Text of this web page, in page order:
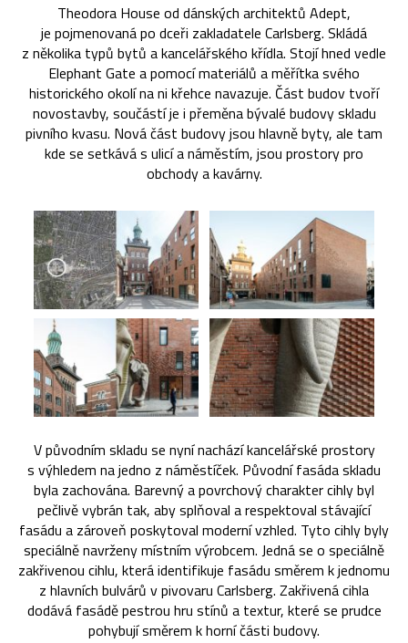
Theodora House od dánských architektů Adept,
je pojmenovaná po dceři zakladatele Carlsberg. Skládá
z několika typů bytů a kancelářského křídla. Stojí hned vedle
Elephant Gate a pomocí materiálů a měřítka svého
historického okolí na ni křehce navazuje. Část budov tvoří
novostavby, součástí je i přeměna bývalé budovy skladu
pivního kvasu. Nová část budovy jsou hlavně byty, ale tam
kde se setkává s ulicí a náměstím, jsou prostory pro
obchody a kavárny.
V původním skladu se nyní nachází kancelářské prostory
s výhledem na jedno z náměstíček. Původní fasáda skladu
byla zachována. Barevný a povrchový charakter cihly byl
pečlivě vybrán tak, aby splňoval a respektoval stávající
fasádu a zároveň poskytoval moderní vzhled. Tyto cihly byly
speciálně navrženy místním výrobcem. Jedná se o speciálně
zakřivenou cihlu, která identifikuje fasádu směrem k jednomu
z hlavních bulvárů v pivovaru Carlsberg. Zakřivená cihla
dodává fasádě pestrou hru stínů a textur, které se prudce
pohybují směrem k horní části budovy.